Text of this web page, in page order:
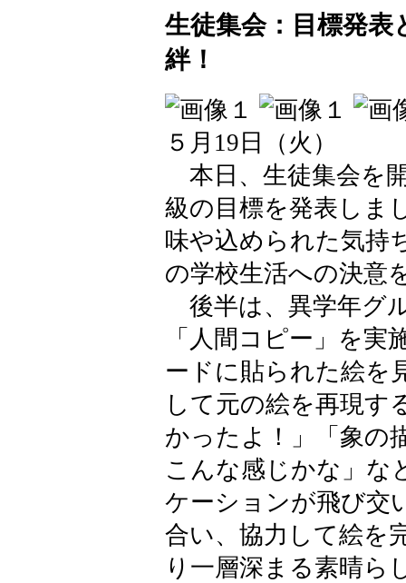
生徒集会：目標発
絆！
５月19日（火）
本日、生徒集会を
級の目標を発表しま
味や込められた気持
の学校生活への決意
後半は、異学年グ
「人間コピー」を
ードに貼られた絵を
して元の絵を再現す
かったよ！」「象の
こんな感じかな」な
ケーションが飛び交
合い、協力して絵を
り一層深まる素晴ら